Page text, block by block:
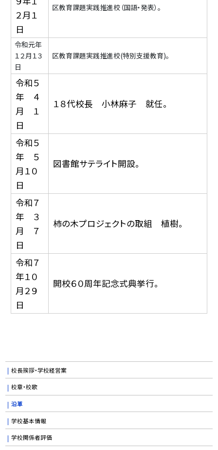
２月１
日
区教育課題実践推進校（国語・発表）。
令和元年
１２月１３
日
区教育課題実践推進校(特別支援教育)。
令和５
年 ４
月 １
日
１８代校長 小林麻子 就任。
令和５
年 ５
月１０
日
図書館サテライト開設。
令和７
年 ３
月 ７
日
柿の木プロジェクトの取組 植樹。
令和７
年１０
月２９
日
開校６０周年記念式典挙行。
校長挨拶・学校経営案
校章・校歌
沿革
学校基本情報
学校関係者評価